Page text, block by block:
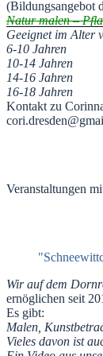
(Bildungsangebot
Natur malen –
Geeignet im Alter
6-10 Jahren
10-14 Jahren
14-16 Jahren
16-18 Jahren
Kontakt zu
Veranstaltungen
Wir auf dem
ernöglichen seit
Es gibt:
Malen,
Vieles davon ist